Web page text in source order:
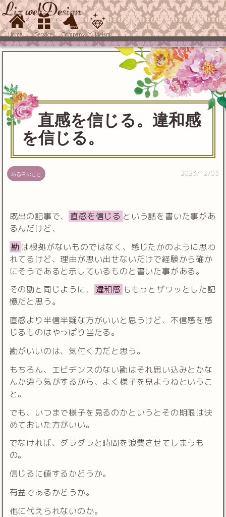
Home Service Company Yukieism
直感を信じる。違和感
を信じる。
ある日のこと 2023/12/03
既出の記事で、 直感を信じる という話を書いた事があ
るんだけど、
勘 は根拠がないものではなく、感じたかのように思わ
れてるけど、理由が思い出せないだけで経験から確か
にそうであると示しているものと書いた事がある。
その勘と同じように、
違和感 ももっとザワッとした記
憶だと思う。
直感より半信半疑な方がいいと思うけど、不信感を感
じるものはやっぱり当たる。
勘がいいのは、気付く力だと思う。
もちろん、エビデンスのない勘はそれ思い込みとかな
んか違う気がするから、よく様子を見ようねというこ
と。
でも、いつまで様子を見るのかというとその期限は決
めておいた方がいい。
でなければ、ダラダラと時間を浪費させてしまうも
の。
信じるに値するかどうか。
有益であるかどうか。
他に代えられないのか。